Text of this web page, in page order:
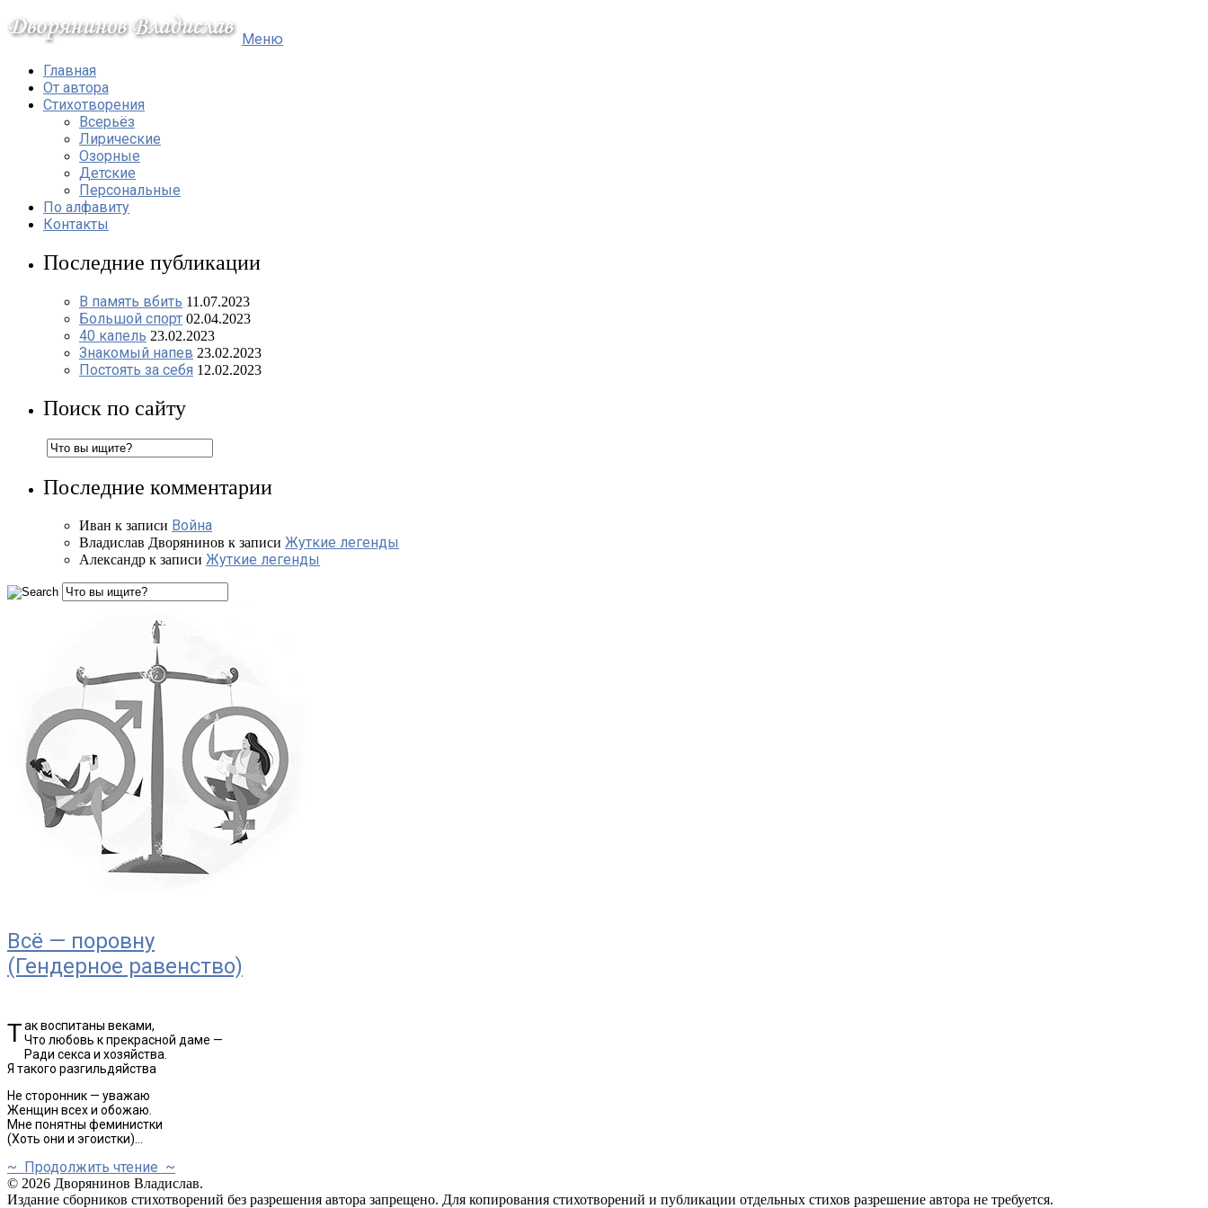
Меню
Главная
От автора
Стихотворения
Всерьёз
Лирические
Озорные
Детские
Персональные
По алфавиту
Контакты
Последние публикации
В память вбить 11.07.2023
Большой спорт 02.04.2023
40 капель 23.02.2023
Знакомый напев 23.02.2023
Постоять за себя 12.02.2023
Поиск по сайту
Последние комментарии
Иван к записи Война
Владислав Дворянинов к записи Жуткие легенды
Александр к записи Жуткие легенды
Всё — поровну
(Гендерное равенство)
Так воспитаны веками,
Что любовь к прекрасной даме —
Ради секса и хозяйства.
Я такого разгильдяйства
Не сторонник — уважаю
Женщин всех и обожаю.
Мне понятны феминистки
(Хоть они и эгоистки)…
~ Продолжить чтение ~
© 2026 Дворянинов Владислав.
Издание сборников стихотворений без разрешения автора запрещено. Для копирования стихотворений и публикации отдельных стихов разрешение автора не требуется.